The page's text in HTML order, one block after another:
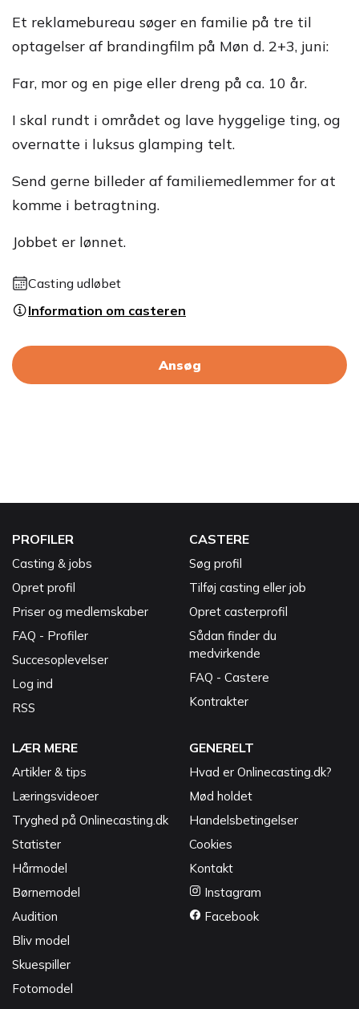
Et reklamebureau søger en familie på tre til
optagelser af brandingfilm på Møn d. 2+3, juni:
Far, mor og en pige eller dreng på ca. 10 år.
I skal rundt i området og lave hyggelige ting, og
overnatte i luksus glamping telt.
Send gerne billeder af familiemedlemmer for at
komme i betragtning.
Jobbet er lønnet.
Casting udløbet
Information om casteren
Ansøg
PROFILER
Casting & jobs
Opret profil
Priser og medlemskaber
FAQ - Profiler
Succesoplevelser
Log ind
RSS
CASTERE
Søg profil
Tilføj casting eller job
Opret casterprofil
Sådan finder du
medvirkende
FAQ - Castere
Kontrakter
LÆR MERE
Artikler & tips
Læringsvideoer
Tryghed på Onlinecasting.dk
Statister
Hårmodel
Børnemodel
Audition
Bliv model
Skuespiller
Fotomodel
GENERELT
Hvad er Onlinecasting.dk?
Mød holdet
Handelsbetingelser
Cookies
Kontakt
Instagram
Facebook